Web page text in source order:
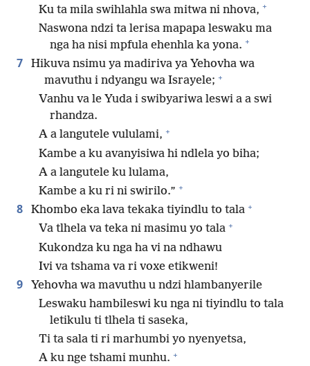
Ku ta mila swihlahla swa mitwa ni nhova, +
Naswona ndzi ta lerisa mapapa leswaku ma
nga ha nisi mpfula ehenhla ka yona. +
7
Hikuva nsimu ya madiriva ya Yehovha wa
mavuthu i ndyangu wa Israyele; +
Vanhu va le Yuda i swibyariwa leswi a a swi
rhandza.
A a langutele vululami, +
Kambe a ku avanyisiwa hi ndlela yo biha;
A a langutele ku lulama,
Kambe a ku ri ni swirilo.” +
8 Khombo eka lava tekaka tiyindlu to tala +
Va tlhela va teka ni masimu yo tala +
Kukondza ku nga ha vi na ndhawu
Ivi va tshama va ri voxe etikweni!
9
Yehovha wa mavuthu u ndzi hlambanyerile
Leswaku hambileswi ku nga ni tiyindlu to tala
letikulu ti tlhela ti saseka,
Ti ta sala ti ri marhumbi yo nyenyetsa,
A ku nge tshami munhu. +